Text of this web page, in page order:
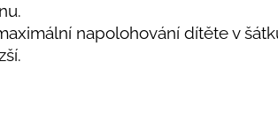
napolohování dítěte v